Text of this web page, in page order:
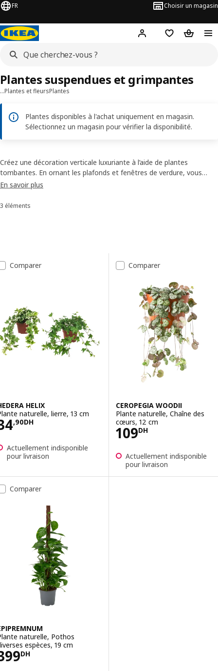
FR Choisir un magasin
Hej ! Connectez-vous
FavorisPanier
…Plantes et fleursPlantes
Plantes disponibles à l'achat uniquement en magasin.
Sélectionnez un magasin pour vérifier la disponibilité.
Plantes suspendues et grimpantes
Créez une décoration verticale luxuriante à l’aide de plantes
tombantes. En ornant les plafonds et fenêtres de verdure, vous
donnerez de la profondeur à l’espace tout en lui apportant de la
les aider à s’élever, tandis que d’autres retombent avec élégance.
En savoir plus
Trier et filtrer
3 éléments
Liste de résultats
Comparer
HELIX
naturelle, lierre, 13 cm
,90DH
34,90DH
Actuellement indisponible
pour livraison
Comparer
CEROPEGIA WOODII
Plante naturelle, Chaîne des
cœurs, 12 cm
109DH
Prix 109DH
Actuellement indisponible
pour livraison
Comparer
naturelle, Pothos
espèces, 19 cm
DH
399DH